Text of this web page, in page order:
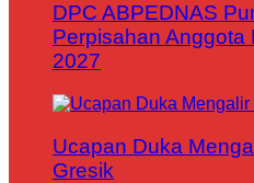
DPC ABPEDNAS
Perpisahan
2027
Ucapan Duka
Gresik